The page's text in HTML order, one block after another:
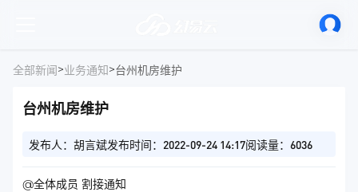
全部新闻>业务通知>台州机房维护
台州机房维护
发布人：胡言斌发布时间：2022-09-24 14:17阅读量：6036
@全体成员 割接通知